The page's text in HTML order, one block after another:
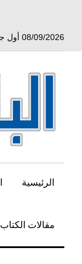
08/09/2026 أول جريدة سعودية تأسست في 27 ذو القعدة سنة 1350 هجري الموافق 3 أبريل 1932 ميلادي
الرئيسية
مقالات الكتاب